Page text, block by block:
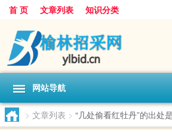
首 页 文章列表 知识分类
网站导航
> 文章列表 > “几处偷看红牡丹”的出处